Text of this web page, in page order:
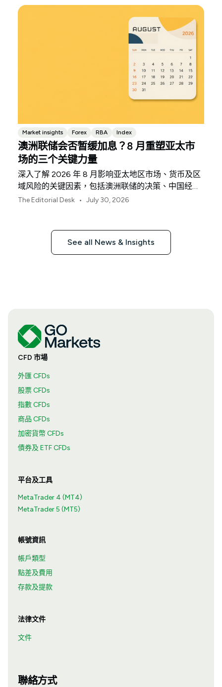
Market insights Forex RBA Index
澳洲联储会否暂缓加息？8 月重塑亚太市
场的三个关键力量
深入了解 2026 年 8 月影响亚太地区市场、货币及区
域风险的关键因素，包括澳洲联储的决策、中国经济
复苏的不均衡表现以及日本央行释放的信号。
The Editorial Desk • July 30, 2026
See all News & Insights
CFD 市場
外匯 CFDs
股票 CFDs
指數 CFDs
商品 CFDs
加密貨幣 CFDs
債券及 ETF CFDs
平台及工具
MetaTrader 4 (MT4)
MetaTrader 5 (MT5)
帳號資訊
帳戶類型
點差及費用
存款及提款
法律文件
文件
聯絡方式